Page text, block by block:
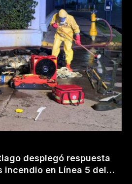
desplegó respuesta
incendio en Línea 5 del